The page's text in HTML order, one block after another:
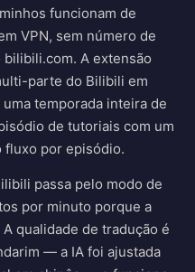
funcionam de
VPN, sem número de
A extensão
parte do Bilibili em
temporada inteira de
de tutoriais com um
fluxo por episódio.
passa pelo modo de
por minuto porque a
qualidade de tradução é
— a IA foi ajustada